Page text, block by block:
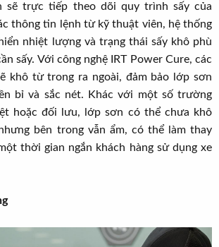
sẽ trực tiếp theo dõi quy trình sấy của
thông tin lệnh từ kỹ thuật viên, hệ thống
nhiệt lượng và trạng thái sấy khô phù
sấy. Với công nghệ IRT Power Cure, các
khô từ trong ra ngoài, đảm bảo lớp sơn
bỉ và sắc nét. Khác với một số trường
hoặc đối lưu, lớp sơn có thể chưa khô
bên trong vẫn ẩm, có thể làm thay
thời gian ngắn khách hàng sử dụng xe